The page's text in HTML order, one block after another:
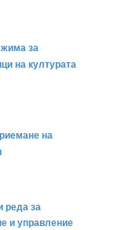
за
на културата
на
реда за
и управление